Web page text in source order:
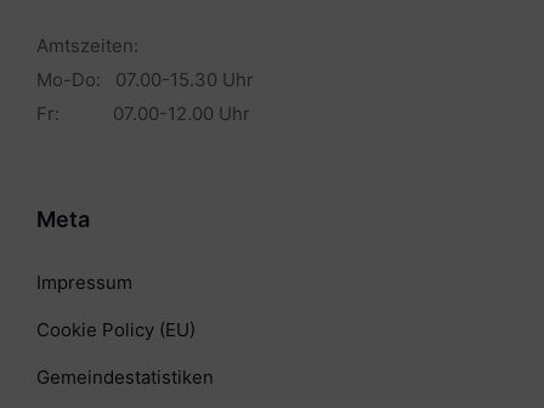
Amtszeiten:
Mo-Do: 07.00-15.30 Uhr
Fr: 07.00-12.00 Uhr
Meta
Impressum
Cookie Policy (EU)
Gemeindestatistiken